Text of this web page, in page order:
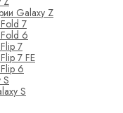
Galaxy Z
7
6
7
7 FE
6
S